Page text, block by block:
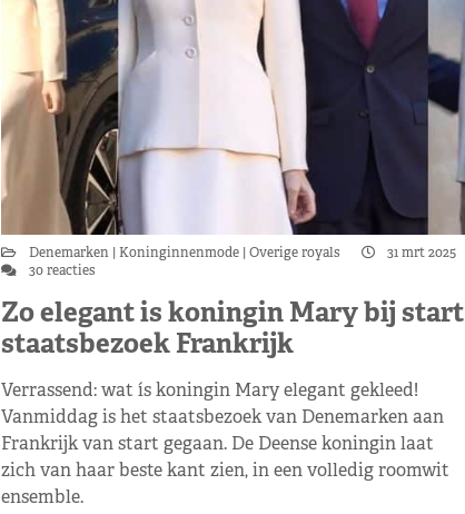
Denemarken Koninginnenmode Overige royals
31 mrt 2025
30 reacties
Zo elegant is koningin Mary bij start
staatsbezoek Frankrijk
Verrassend: wat ís koningin Mary elegant gekleed!
Vanmiddag is het staatsbezoek van Denemarken aan
Frankrijk van start gegaan. De Deense koningin laat
zich van haar beste kant zien, in een volledig roomwit
ensemble.